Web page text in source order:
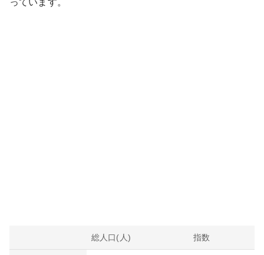
っています。
総人口(人) 指数